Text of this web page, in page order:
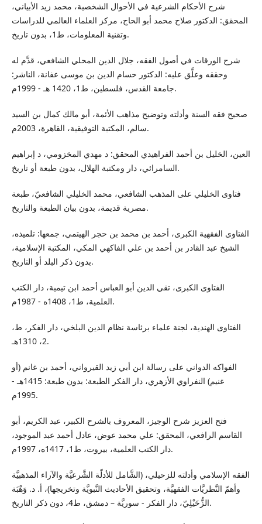
شرح الأحكام الشرعية في الأحوال الشخصية، محمد زيد الأبياني،
المحقق: الدكتور صلاح محمد أبو الحاج، مركز العلماء العالمي للدراسات
وتقنية المعلومات، ط1، بدون تاريخ.
شرح الورقات في أصول الفقه، جلال الدين المحلي الشافعي، قدَّم له
وحققه وعلَّق عليه: الدكتور حسام الدين بن موسى عفانة، الناشر:
جامعة القدس، فلسطين، ط1، 1420 هـ - 1999م.
صحيح فقه السنة وأدلته وتوضيح مذاهب الأئمة، أبو مالك كمال بن السيد
سالم، المكتبة التوفيقية، القاهرة، 2003م.
العين، الخليل بن أحمد الفراهيدي المحقق: د مهدي المخزومي، د إبراهيم
السامرائي، دار ومكتبة الهلال، بدون طبعة أو تاريخ.
فتاوى الخليلي على المذهب الشافعي، محمد الخليلي الشافعيّ، طبعة
مصرية قديمة، بدون بيان الطبعة والتاريخ.
الفتاوى الفقهية الكبرى، أحمد بن محمد بن حجر الهيتمي، جمعها: تلميذه،
الشيخ عبد القادر بن أحمد بن علي الفاكهي المكي، المكتبة الإسلامية،
بدون ذكر البلد أو التاريخ.
الفتاوى الكبرى، تقي الدين أبو العباس أحمد ابن تيمية، دار الكتب
العلمية، ط1، 1408ه - 1987م.
الفتاوى الهندية، لجنة علماء برئاسة نظام الدين البلخي، دار الفكر، ط،
2، 1310هـ.
الفواكه الدواني على رسالة ابن أبي زيد القيرواني، أحمد بن غانم (أو
غنيم) النفراوي الأزهري، دار الفكر الطبعة: بدون طبعة: 1415هـ -
1995م.
فتح العزيز شرح الوجيز، المعروف بالشرح الكبير، عبد الكريم، أبو
القاسم الرافعي، المحقق: علي محمد عوض، عادل أحمد عبد الموجود،
دار الكتب العلمية، بيروت، ط1، 1417ه، 1997م.
الفقه الإسلامي وأدلته للزحيلي، (الشَّامل للأدلّة الشَّرعيَّة والآراء المذهبيَّة
وأهمّ النَّظريَّات الفقهيَّة، وتحقيق الأحاديث النَّبويَّة وتخريجها)، أ. د. وَهْبَة
الزُّحَيْلِيّ، دار الفكر - سوريَّة – دمشق، ط4، دون ذكر التاريخ.